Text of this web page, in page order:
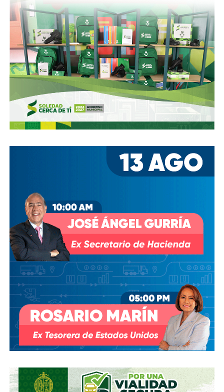
velocidad sin criterio de las herramientas a la mano,el
peligroso scroll incuestionable,el reto de informar en 4
palabras o detener al navegante en dos segundos, ha
generado dos cosas:nuevas especies en el espectro
de la comunicación y el periodismo, y la desalmada
condena que nos depara si seguimos confundiendo
cualquier cosa como noticia,sin cuestionarla y -lo que
es peor- asumirla como verdad.
Se le atribuye a Mark Twain la afirmación:
“Lo que te
mete en problemas no es lo que no sabes, es lo que
cierto”. Así nos está pasando.
El remedio no lo tenemos, pero primero hubo fiebre
la vista de todos.
Una cosa más, Culto Público y con esto cierro:En lo
seguro no hay misterio, y cuando no hay camino…”se
hace camino al andar “ escribió Antonio Machado.
Por lo tanto, seguro que nos llamarán locos, (lo bueno es
que la cordura nos cae gorda y a mi me han dicho más feo)
seguro incomodaremos a algunos o a muchos,
seguro habrá tropiezos y errores.
Lo que les prometo es que no habrá arrepentimiento.
El afán es honesto. Desde La Orquesta quiero contribuir a
la construcción de un mástil, vela y timón con el que
estamos, y que surque los mares de eso que chocará de
frente, fuerte y rapidísimo,eso de lo que no tenemos